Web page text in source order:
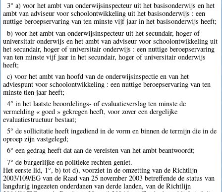
3° a) voor het ambt van onderwijsinspecteur uit het basisonderwijs en het
ambt van adviseur voor schoolontwikkeling uit het basisonderwijs : een
nuttige beroepservaring van ten minste vijf jaar in het basisonderwijs heeft;
b) voor het ambt van onderwijsinspecteur uit het secundair, hoger of
universitair onderwijs en het ambt van adviseur voor schoolontwikkeling uit
het secundair, hoger of universitair onderwijs : een nuttige beroepservaring
van ten minste vijf jaar in het secundair, hoger of universitair onderwijs
heeft;
c) voor het ambt van hoofd van de onderwijsinspectie en van het
adviespunt voor schoolontwikkeling : een nuttige beroepservaring van ten
minste tien jaar heeft;
4° in het laatste beoordelings- of evaluatieverslag ten minste de
vermelding « goed » gekregen heeft, voor zover een dergelijke
evaluatiestructuur bestaat;
5° de sollicitatie heeft ingediend in de vorm en binnen de termijn die in de
oproep zijn vastgelegd;
6° een gedrag heeft dat aan de vereisten van het ambt beantwoordt;
7° de burgerlijke en politieke rechten geniet.
Het eerste lid, 1°, b) tot d), voorziet in de omzetting van de Richtlijn
2003/109/EG van de Raad van 25 november 2003 betreffende de status van
langdurig ingezeten onderdanen van derde landen, van de Richtlijn